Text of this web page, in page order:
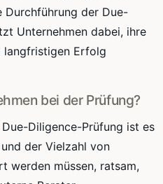
Durchführung der Due-
Unternehmen dabei, ihre
langfristigen Erfolg
bei der Prüfung?
Diligence-Prüfung ist es
der Vielzahl von
werden müssen, ratsam,